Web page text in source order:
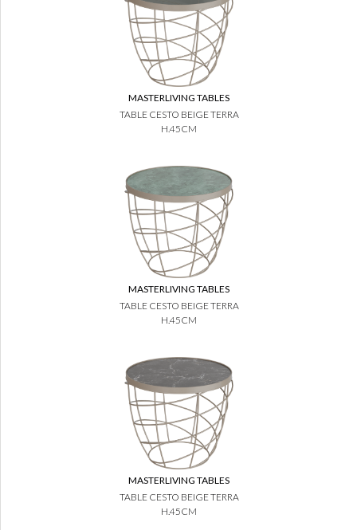
MASTERLIVING TABLES
TABLE CESTO BEIGE TERRA
H.45CM
MASTERLIVING TABLES
TABLE CESTO BEIGE TERRA
H.45CM
MASTERLIVING TABLES
TABLE CESTO BEIGE TERRA
H.45CM